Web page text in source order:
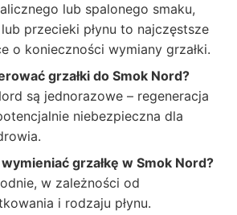
lub spalonego smaku,
przecieki płynu to najczęstsze
o konieczności wymiany grzałki.
grzałki do Smok Nord?
są jednorazowe – regeneracja
niebezpieczna dla
grzałkę w Smok Nord?
w zależności od
i rodzaju płynu.